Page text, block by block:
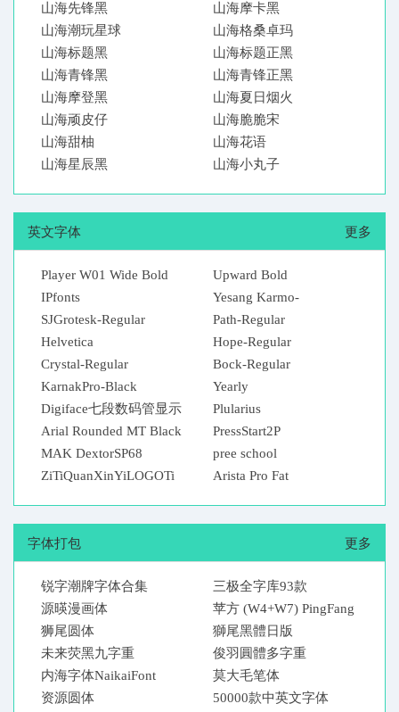
山海先锋黑
山海摩卡黑
山海潮玩星球
山海格桑卓玛
山海标题黑
山海标题正黑
山海青锋黑
山海青锋正黑
山海摩登黑
山海夏日烟火
山海顽皮仔
山海脆脆宋
山海甜柚
山海花语
山海星辰黑
山海小丸子
英文字体 更多
Player W01 Wide Bold
Upward Bold
IPfonts
Yesang Karmo-
Bhodor(01)
SJGrotesk-Regular
Path-Regular
Helvetica
Hope-Regular
Crystal-Regular
Bock-Regular
KarnakPro-Black
Yearly
Digiface七段数码管显示
Plularius
Arial Rounded MT Black
PressStart2P
MAK DextorSP68
pree school
ZiTiQuanXinYiLOGOTi
Arista Pro Fat
字体打包 更多
锐字潮牌字体合集
三极全字库93款
源暎漫画体
苹方 (W4+W7) PingFang
狮尾圆体
獅尾黑體日版
未来荧黑九字重
俊羽圓體多字重
内海字体NaikaiFont
莫大毛笔体
资源圆体
50000款中英文字体